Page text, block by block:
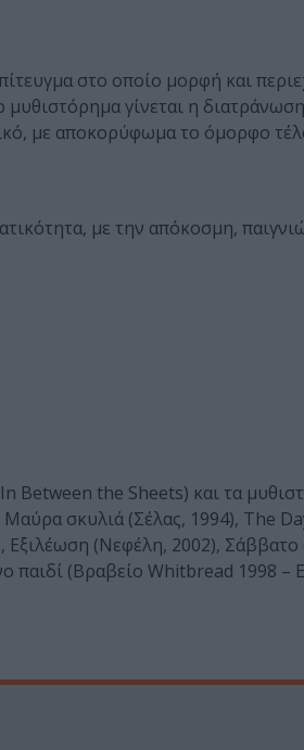
στο οποίο μορφή και
γίνεται η
με αποκορύφωμα το όμορφο
με την απόκοσμη,
Between the Sheets) και τα
σκυλιά (Σέλας, 1994), The
(Νεφέλη, 2002),
παιδί (Βραβείο Whitbread 1998 –